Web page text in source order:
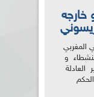
خارجه
المغربي
و